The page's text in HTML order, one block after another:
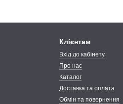
Клієнтам
Вхід до кабінету
Про нас
Каталог
Доставка та оплата
Обмін та повернення